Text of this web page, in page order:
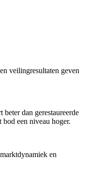
veilingresultaten geven
dan gerestaureerde
een niveau hoger.
en